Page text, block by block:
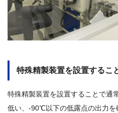
特殊精製装置を設置するこ
特殊精製装置を設置することで通
低い、-90℃以下の低露点の出力